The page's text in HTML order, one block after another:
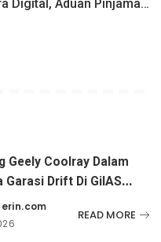
Digital, Aduan Pinjaman
Perhatian Serius
Geely Coolray Dalam
Garasi Drift Di GiIAS
READ MORE